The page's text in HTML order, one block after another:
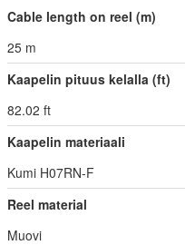
Cable length on reel (m)
25 m
Kaapelin pituus kelalla (ft)
82.02 ft
Kaapelin materiaali
Kumi H07RN-F
Reel material
Muovi